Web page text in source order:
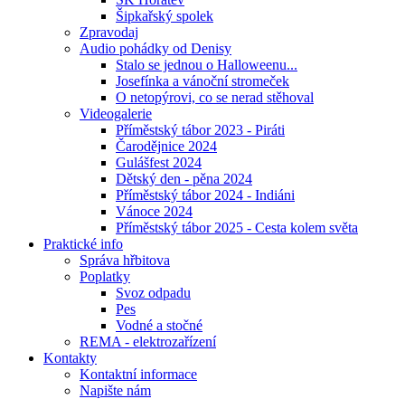
Šipkařský spolek
Zpravodaj
Audio pohádky od Denisy
Stalo se jednou o Halloweenu...
Josefínka a vánoční stromeček
O netopýrovi, co se nerad stěhoval
Videogalerie
Příměstský tábor 2023 - Piráti
Čarodějnice 2024
Gulášfest 2024
Dětský den - pěna 2024
Příměstský tábor 2024 - Indiáni
Vánoce 2024
Příměstský tábor 2025 - Cesta kolem světa
Praktické info
Správa hřbitova
Poplatky
Svoz odpadu
Pes
Vodné a stočné
REMA - elektrozařízení
Kontakty
Kontaktní informace
Napište nám